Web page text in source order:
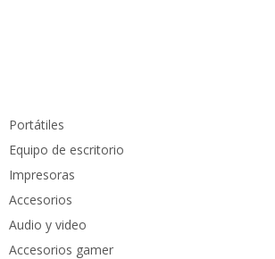
Portátiles
Equipo de escritorio
Impresoras
Accesorios
Audio y video
Accesorios gamer